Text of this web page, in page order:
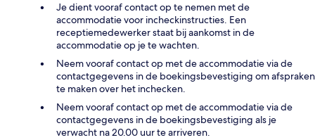
Je dient vooraf contact op te nemen met de
accommodatie voor incheckinstructies. Een
receptiemedewerker staat bij aankomst in de
accommodatie op je te wachten.
Neem vooraf contact op met de accommodatie via de
contactgegevens in de boekingsbevestiging om afspraken
te maken over het inchecken.
Neem vooraf contact op met de accommodatie via de
contactgegevens in de boekingsbevestiging als je
verwacht na 20.00 uur te arriveren.